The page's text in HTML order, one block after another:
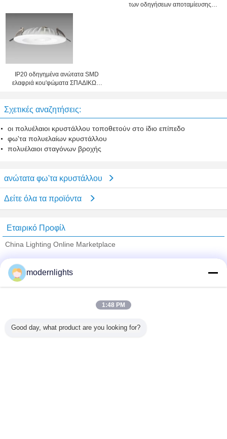
των οδηγήσεων αποταμίευσης
IP20 οδηγημένα ανώτατα SMD
ελαφριά κοu'φώματα ΣΠΑΔΙΚΩΝ
Σχετικές αναζητήσεις:
οι πολυέλαιοι κρυστάλλου τοποθετούν στο ίδιο επίπεδο
φω'τα πολυελαίων κρυστάλλου
πολυέλαιοι σταγόνων βροχής
ανώτατα φω'τα κρυστάλλου
Δείτε όλα τα προϊόντα
Εταιρικό Προφίλ
China Lighting Online Marketplace
Trust Seal
Verified Suplier
Όλα τα Προϊόντα
modernlights
1:48 PM
Good day, what product are you looking for?